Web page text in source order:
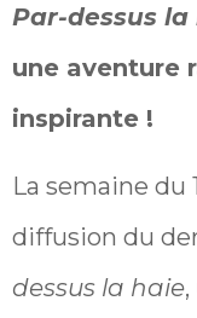
Par-dessus la
une aventure
inspirante !
La semaine du
diffusion du
dessus la haie